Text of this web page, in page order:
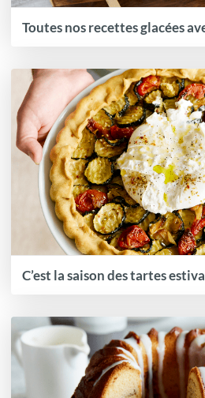
Toutes nos recettes glacées
C’est la saison des tartes